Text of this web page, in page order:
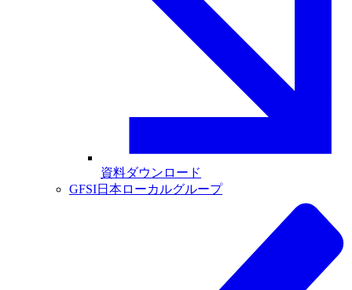
資料ダウンロード
GFSI日本ローカルグループ